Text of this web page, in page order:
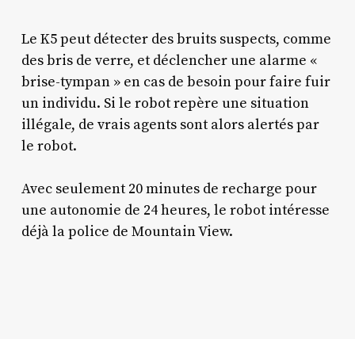
Le K5 peut détecter des bruits suspects, comme
des bris de verre, et déclencher une alarme «
brise-tympan » en cas de besoin pour faire fuir
un individu. Si le robot repère une situation
illégale, de vrais agents sont alors alertés par
le robot.
Avec seulement 20 minutes de recharge pour
une autonomie de 24 heures, le robot intéresse
déjà la police de Mountain View.